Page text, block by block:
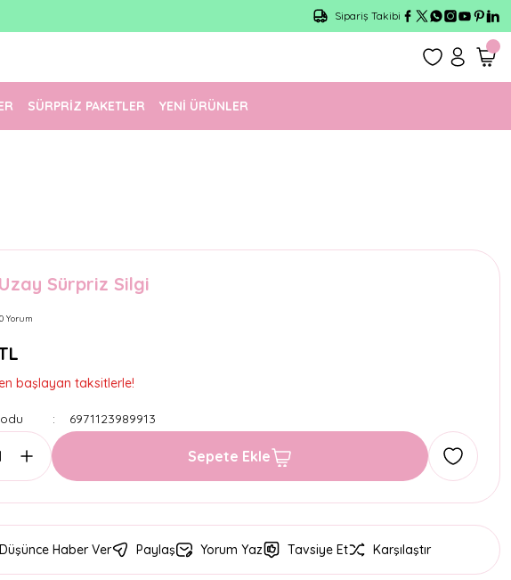
Sipariş Takibi
SÜRPRİZ PAKETLER YENİ ÜRÜNLER
Sürpriz Silgi
Yorum
başlayan taksitlerle!
6971123989913
Sepete Ekle
Haber Ver Paylaş Yorum Yaz Tavsiye Et Karşılaştır